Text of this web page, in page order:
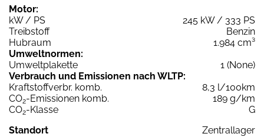
Motor:
kW / PS
245 kW / 333 PS
Treibstoff
Benzin
Hubraum
1.984 cm³
Umweltnormen:
Umweltplakette
1 (None)
Verbrauch und Emissionen nach WLTP:
Kraftstoffverbr. komb.
8,3 l/100km
CO2-Emissionen komb.
189 g/km
CO2-Klasse
G
Standort
Zentrallager